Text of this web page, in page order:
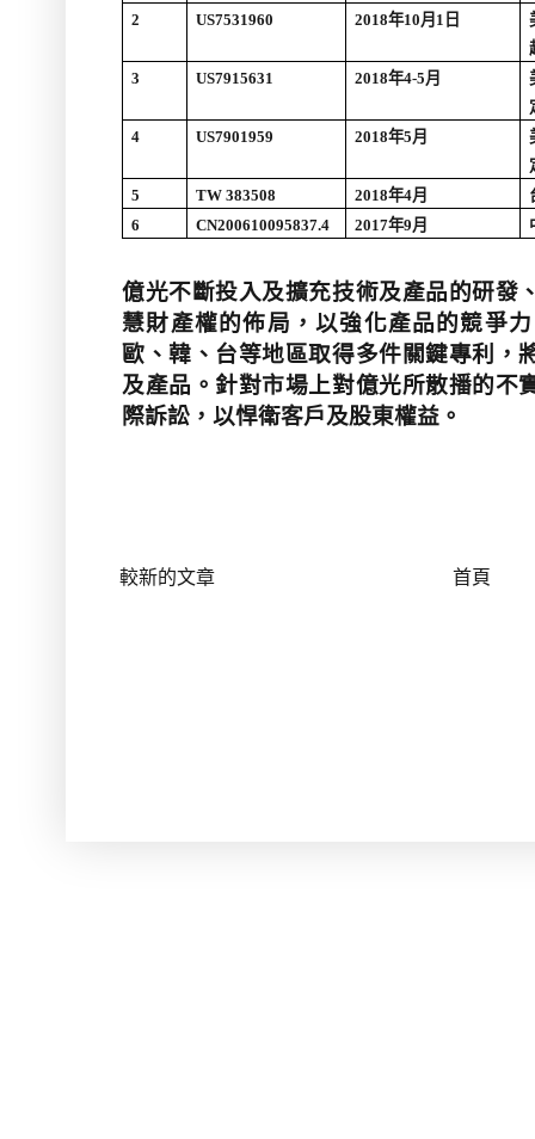
2
US7531960 2018年10月 1 日
3
US7915631 2018年4-5月
4
US7901959 2018年5月
5
TW 383508 2018年4月
6
CN200610095837.4 2017年9月
億光不斷投入及擴充技術及產品的研發
慧財產權的佈局，以強化產品的競爭
歐、韓、台等地區取得多件關鍵專利，
及產品。針對市場上對億光所散播的不
際訴訟，以悍衛客戶及股東權益。
較新的文章 首頁